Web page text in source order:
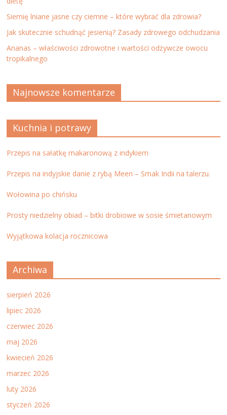
Siemię lniane jasne czy ciemne – które wybrać dla zdrowia?
Jak skutecznie schudnąć jesienią? Zasady zdrowego odchudzania
Ananas – właściwości zdrowotne i wartości odżywcze owocu
tropikalnego
Najnowsze komentarze
Kuchnia i potrawy
Przepis na sałatkę makaronową z indykiem
Przepis na indyjskie danie z rybą Meen – Smak Indii na talerzu.
Wołowina po chińsku
Prosty niedzielny obiad – bitki drobiowe w sosie śmietanowym
Wyjątkowa kolacja rocznicowa
Archiwa
sierpień 2026
lipiec 2026
czerwiec 2026
maj 2026
kwiecień 2026
marzec 2026
luty 2026
styczeń 2026